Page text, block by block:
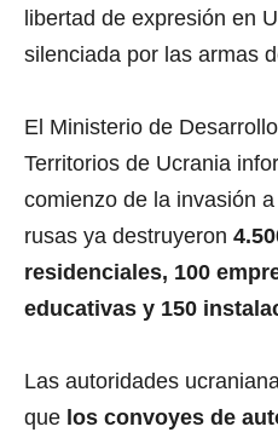
libertad de expresión en
silenciada por las armas
El Ministerio de
Territorios de Ucrania
comienzo de la invasión
rusas ya destruyeron
residenciales, 100
educativas y 150
Las autoridades
que los convoyes de